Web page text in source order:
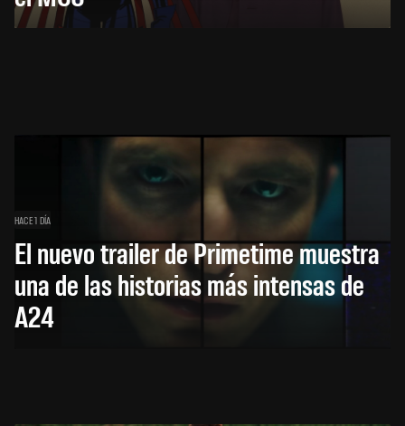
HACE 1 DÍA
El nuevo trailer de Primetime muestra
una de las historias más intensas de
A24